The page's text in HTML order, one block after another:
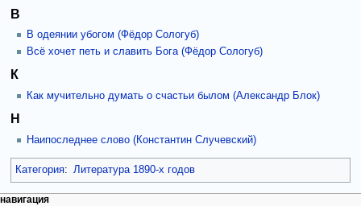
В
В одеянии убогом (Фёдор Сологуб)
Всё хочет петь и славить Бога (Фёдор Сологуб)
К
Как мучительно думать о счастьи былом (Александр Блок)
Н
Наипоследнее слово (Константин Случевский)
Категория: Литература 1890-х годов
навигация